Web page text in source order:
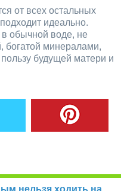
от всех остальных
идеально.
в обычной воде, не
богатой минералами,
будущей матери и
нельзя ходить на